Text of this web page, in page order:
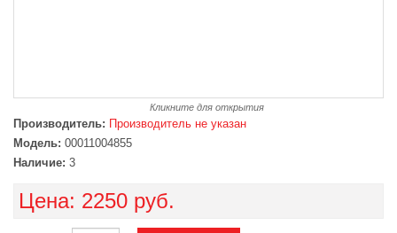
Кликните для открытия
Производитель: Производитель не указан
Модель: 00011004855
Наличие: 3
Цена: 2250 руб.